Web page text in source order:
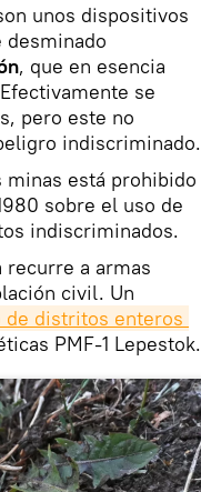
unos dispositivos
, que en esencia
se
pero este no
indiscriminado.
minas está prohibido
sobre el uso de
indiscriminados.
recurre a armas
civil. Un
de distritos enteros
PMF-1 Lepestok.